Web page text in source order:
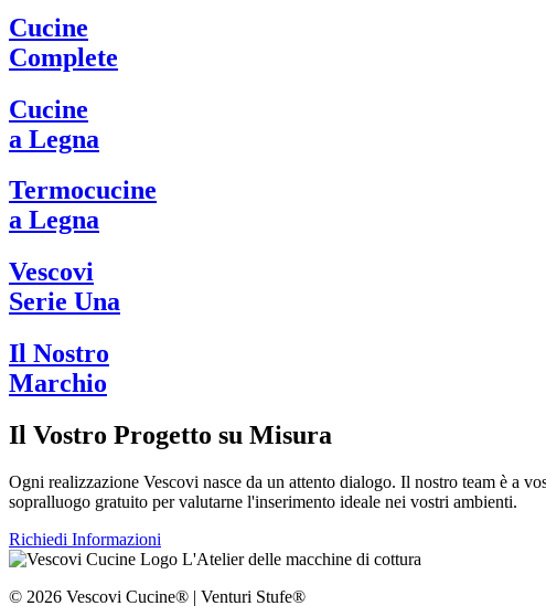
Cucine
Complete
Cucine
a Legna
Termocucine
a Legna
Vescovi
Serie Una
Il Nostro
Marchio
Il Vostro Progetto su Misura
Ogni realizzazione Vescovi nasce da un attento dialogo. Il nostro team è a
sopralluogo gratuito per valutarne l'inserimento ideale nei vostri ambienti.
Richiedi Informazioni
L'Atelier delle macchine di cottura
© 2026 Vescovi Cucine® | Venturi Stufe®